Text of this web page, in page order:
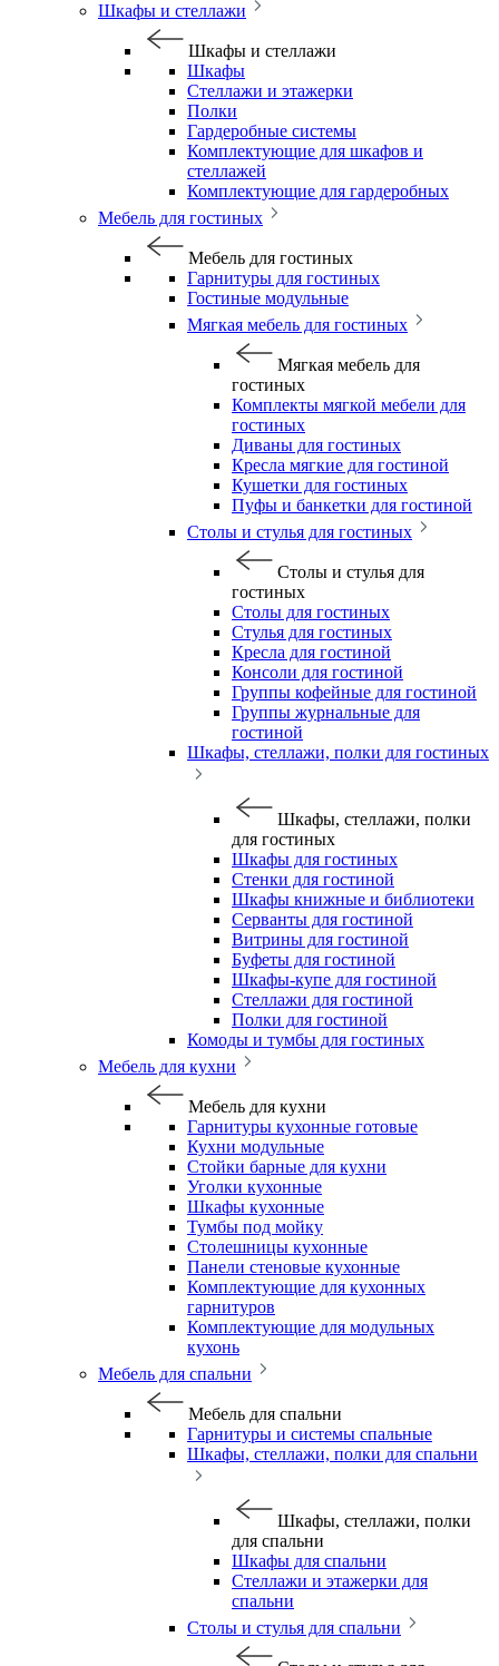
Шкафы и стеллажи
Шкафы и стеллажи
Шкафы
Стеллажи и этажерки
Полки
Гардеробные системы
Комплектующие для шкафов и
стеллажей
Комплектующие для гардеробных
Мебель для гостиных
Мебель для гостиных
Гарнитуры для гостиных
Гостиные модульные
Мягкая мебель для гостиных
Мягкая мебель для
гостиных
Комплекты мягкой мебели для
гостиных
Диваны для гостиных
Кресла мягкие для гостиной
Кушетки для гостиных
Пуфы и банкетки для гостиной
Столы и стулья для гостиных
Столы и стулья для
гостиных
Столы для гостиных
Стулья для гостиных
Кресла для гостиной
Консоли для гостиной
Группы кофейные для гостиной
Группы журнальные для
гостиной
Шкафы, стеллажи, полки для гостиных
Шкафы, стеллажи, полки
для гостиных
Шкафы для гостиных
Стенки для гостиной
Шкафы книжные и библиотеки
Серванты для гостиной
Витрины для гостиной
Буфеты для гостиной
Шкафы-купе для гостиной
Стеллажи для гостиной
Полки для гостиной
Комоды и тумбы для гостиных
Мебель для кухни
Мебель для кухни
Гарнитуры кухонные готовые
Кухни модульные
Стойки барные для кухни
Уголки кухонные
Шкафы кухонные
Тумбы под мойку
Столешницы кухонные
Панели стеновые кухонные
Комплектующие для кухонных
гарнитуров
Комплектующие для модульных
кухонь
Мебель для спальни
Мебель для спальни
Гарнитуры и системы спальные
Шкафы, стеллажи, полки для спальни
Шкафы, стеллажи, полки
для спальни
Шкафы для спальни
Стеллажи и этажерки для
спальни
Столы и стулья для спальни